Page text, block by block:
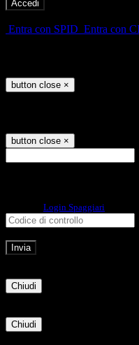
Entra con SPID Entra con
button close ×
button close ×
Login Spaggiari
Chiudi
Chiudi